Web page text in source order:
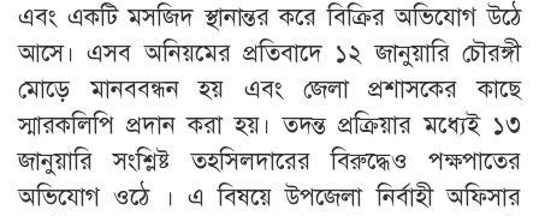
এবং একটি মসজিদ স্থানান্তর করে বিক্রির অভিযোগ উঠে
আসে। এসব অনিয়মের প্রতিবাদে ১২ জানুয়ারি চৌরঙ্গী
মোড়ে মানববন্ধন হয় এবং জেলা প্রশাসকের কাছে
স্মারকলিপি প্রদান করা হয়। তদন্ত প্রক্রিয়ার মধ্যেই ১৩
জানুয়ারি সংশ্লিষ্ট তহসিলদারের বিরুদ্ধেও পক্ষপাতের
অভিযোগ ওঠে । এ বিষয়ে উপজেলা নির্বাহী অফিসার